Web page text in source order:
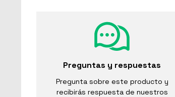
Preguntas y respuestas
Pregunta sobre este producto y
recibirás respuesta de nuestros